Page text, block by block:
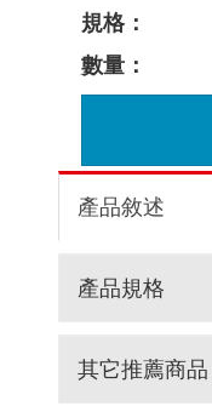
規格：
數量：
產品敘述
產品規格
其它推薦商品